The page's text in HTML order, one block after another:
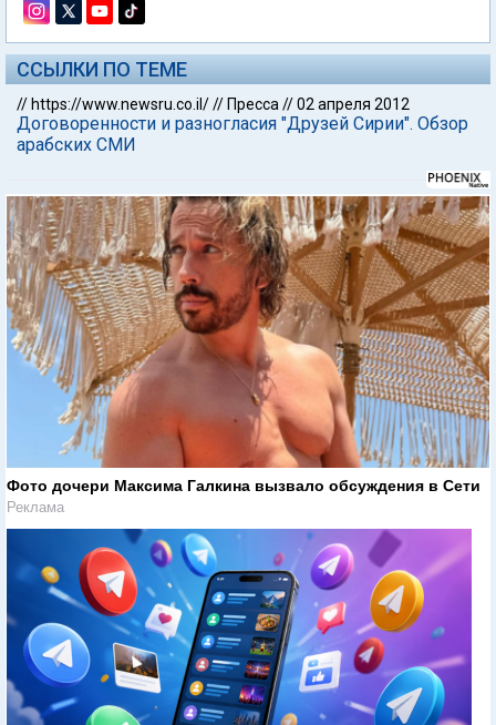
ССЫЛКИ ПО ТЕМЕ
// https://www.newsru.co.il/// Пресса //02 апреля 2012
Договоренности и разногласия "Друзей Сирии". Обзор
арабских СМИ
Фото дочери Максима Галкина вызвало обсуждения в Сети
Реклама